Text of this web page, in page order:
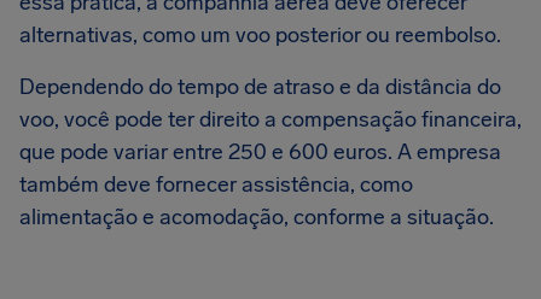
alternativas, como um voo posterior ou reembolso.
Dependendo do tempo de atraso e da distância do
voo, você pode ter direito a compensação financeira,
que pode variar entre 250 e 600 euros. A empresa
também deve fornecer assistência, como
alimentação e acomodação, conforme a situação.